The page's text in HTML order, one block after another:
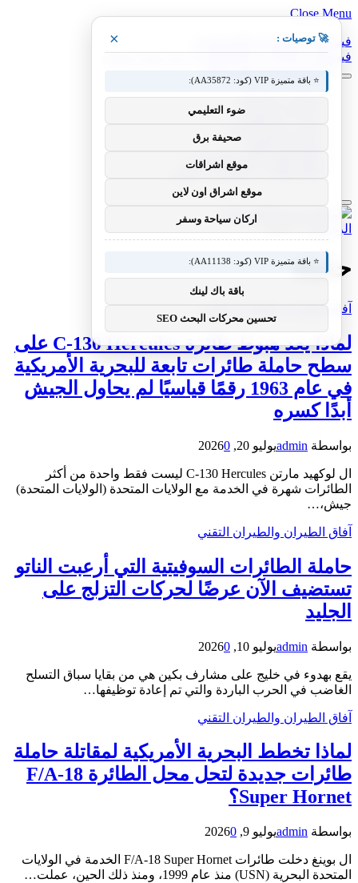
Close Menu
فيسبوك X (Twitter)
فيسبوك X (Twitter) الانستغرام بينتيريست فيميو
معدات وصناعات
سيارات ومعدات
عالم المحركات والسيارات
آفاق الطيران والطيران التقني
الرئيسية
حاملة
آفاق الطيران والطيران التقني
لماذا يعد هبوط طائرة C-130 Hercules على
سطح حاملة طائرات تابعة للبحرية الأمريكية
في عام 1963 رقمًا قياسيًا لم يحاول الجيش
أبدًا كسره
بواسطة adminيوليو 20, 2026 0
ال لوكهيد مارتن C-130 Hercules ليست فقط واحدة من أكثر
الطائرات شهرة في الخدمة مع الولايات المتحدة (الولايات المتحدة)
جيش،…
آفاق الطيران والطيران التقني
حاملة الطائرات السوفيتية التي أرعبت الناتو
تستضيف الآن عرضًا لحركات التزلج على
الجليد
بواسطة adminيوليو 10, 2026 0
يقع بهدوء في خليج على مشارف بكين هي من بقايا سباق التسلح
الغاضب في الحرب الباردة والتي تم إعادة توظيفها…
آفاق الطيران والطيران التقني
لماذا تخطط البحرية الأمريكية لمقاتلة حاملة
طائرات جديدة لتحل محل الطائرة F/A-18
Super Hornet؟
بواسطة adminيوليو 9, 2026 0
ال بوينغ دخلت طائرات F/A-18 Super Hornet الخدمة في الولايات
المتحدة البحرية (USN) منذ عام 1999، ومنذ ذلك الحين، عملت…
🚀 توصيات : ×
⭐ باقة متميزة VIP (كود: AA35872):
ضوء التعليمي
صحيفة برق
موقع اشراقات
موقع اشراق اون لاين
اركان سياحة وسفر
⭐ باقة متميزة VIP (كود: AA11138):
باقة باك لينك
تحسين محركات البحث SEO